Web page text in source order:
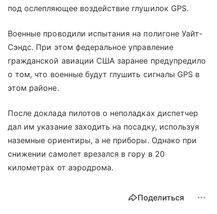
под ослепляющее воздействие глушилок GPS.
Военные проводили испытания на полигоне Уайт-
Сэндс. При этом федеральное управление
гражданской авиации США заранее предупредило
о том, что военные будут глушить сигналы GPS в
этом районе.
После доклада пилотов о неполадках диспетчер
дал им указание заходить на посадку, используя
наземные ориентиры, а не приборы. Однако при
снижении самолет врезался в гору в 20
километрах от аэродрома.
Поделиться